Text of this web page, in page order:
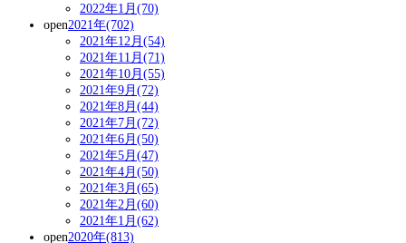
2022年1月(70)
open2021年(702)
2021年12月(54)
2021年11月(71)
2021年10月(55)
2021年9月(72)
2021年8月(44)
2021年7月(72)
2021年6月(50)
2021年5月(47)
2021年4月(50)
2021年3月(65)
2021年2月(60)
2021年1月(62)
open2020年(813)